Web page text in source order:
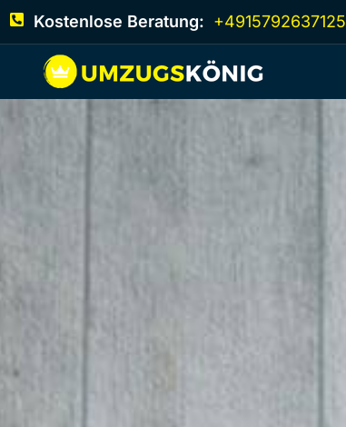
Kostenlose Beratung: +4915792637125